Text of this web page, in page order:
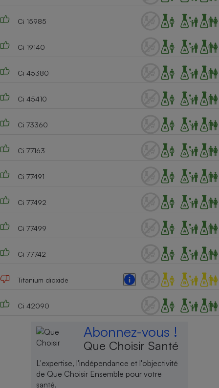
Ci 15985
Ci 19140
Ci 45380
Ci 45410
Ci 73360
Ci 77163
Ci 77491
Ci 77492
Ci 77499
Ci 77742
Titanium dioxide
Ci 42090
Abonnez-vous !
Que Choisir Santé
L'expertise, l'indépendance et l'objectivité
de Que Choisir Ensemble pour votre
santé.